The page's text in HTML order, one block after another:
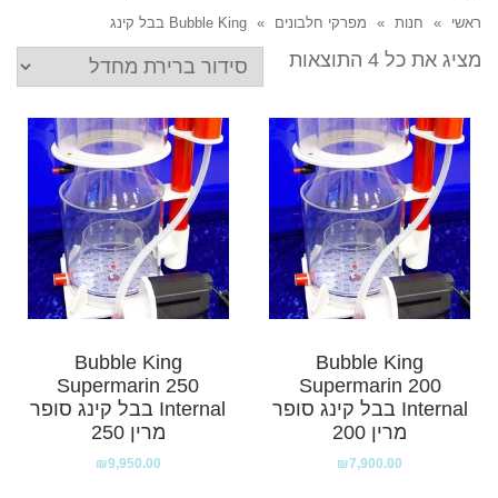
ראשי » חנות » מפרקי חלבונים » Bubble King בבל קינג
מציג את כל 4 התוצאות
Bubble King
Supermarin 200
Internal בבל קינג סופר
מרין 200
₪7,900.00
Bubble King
Supermarin 250
Internal בבל קינג סופר
מרין 250
₪9,950.00